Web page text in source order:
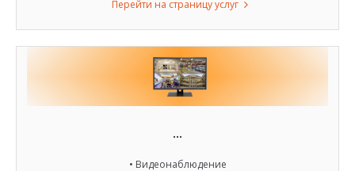
Перейти на страницу услуг
…
• Видеонаблюдение